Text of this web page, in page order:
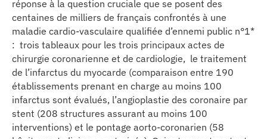
réponse à la question cruciale que se posent des
centaines de milliers de français confrontés à une
maladie cardio-vasculaire qualifiée d’ennemi public n°1*
: trois tableaux pour les trois principaux actes de
chirurgie coronarienne et de cardiologie, le traitement
de l’infarctus du myocarde (comparaison entre 190
établissements prenant en charge au moins 100
infarctus sont évalués, l’angioplastie des coronaire par
stent (208 structures assurant au moins 100
interventions) et le pontage aorto-coronarien (58